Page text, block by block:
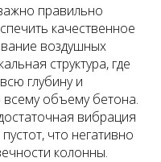
правильно
качественное
воздушных
структура, где
глубину и
объему бетона.
вибрация
что негативно
колонны.